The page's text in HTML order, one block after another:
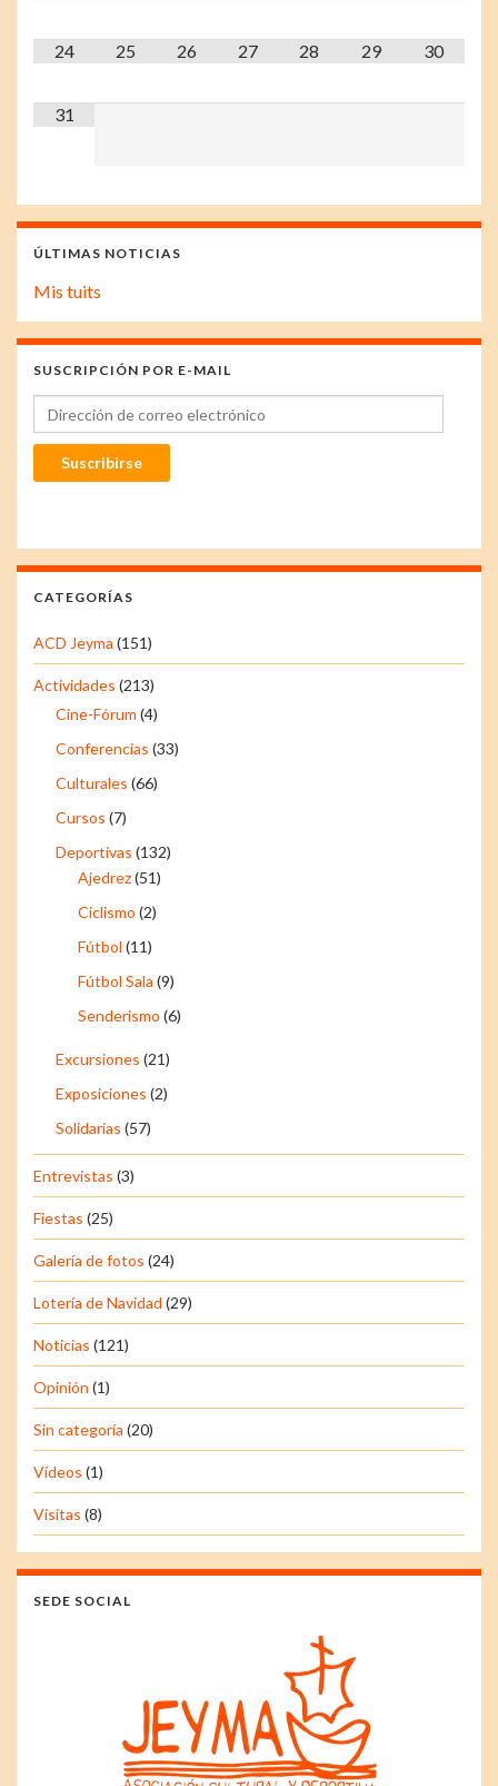
24 25 26 27 28 29 30
31
ÚLTIMAS NOTICIAS
Mis tuits
SUSCRIPCIÓN POR E-MAIL
Dirección de correo electrónico
Suscribirse
CATEGORÍAS
ACD Jeyma (151)
Actividades (213)
Cine-Fórum (4)
Conferencias (33)
Culturales (66)
Cursos (7)
Deportivas (132)
Ajedrez(51)
Ciclismo (2)
Fútbol (11)
Fútbol Sala (9)
Senderismo (6)
Excursiones (21)
Exposiciones (2)
Solidarias (57)
Entrevistas (3)
Fiestas (25)
Galería de fotos (24)
Lotería de Navidad (29)
Noticias (121)
Opinión (1)
Sin categoría (20)
Vídeos (1)
Visitas (8)
SEDE SOCIAL